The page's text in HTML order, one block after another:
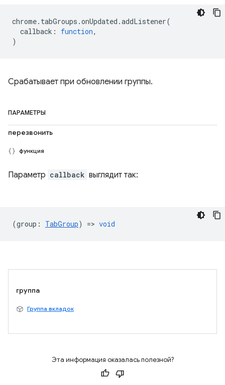
chrome. tabGroups .onUpdated .addListener(
callback : function,
)
Срабатывает при обновлении группы.
ПАРАМЕТРЫ
перезвонить
функция
Параметр callback выглядит так:
(group : TabGroup) => void
группа
Группа вкладок
Эта информация оказалась полезной?